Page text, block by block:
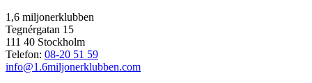
1,6 miljonerklubben
Tegnérgatan 15
111 40 Stockholm
Telefon: 08-20 51 59
info@1.6miljonerklubben.com